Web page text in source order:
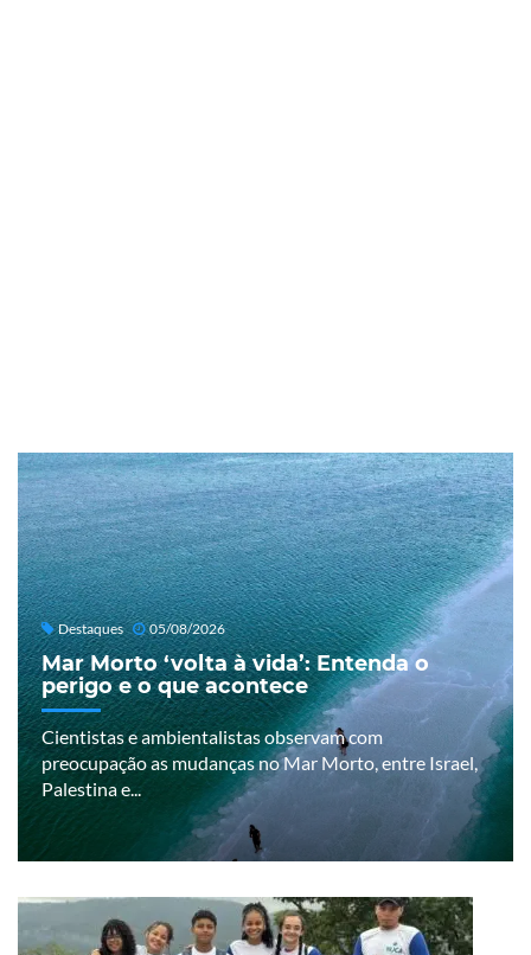
Destaques 05/08/2026
Mar Morto ‘volta à vida’: Entenda o
perigo e o que acontece
Cientistas e ambientalistas observam com
preocupação as mudanças no Mar Morto, entre Israel,
Palestina e...